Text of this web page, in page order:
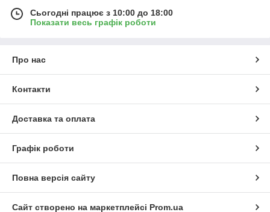
Сьогодні працює з 10:00 до 18:00
Показати весь графік роботи
Про нас
Контакти
Доставка та оплата
Графік роботи
Повна версія сайту
Сайт створено на маркетплейсі Prom.ua